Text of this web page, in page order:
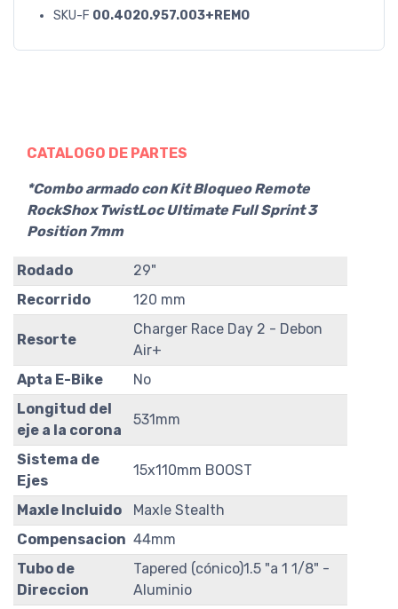
SKU-F 00.4020.957.003+REMO
CATALOGO DE PARTES
*Combo armado con Kit Bloqueo Remote
RockShox TwistLoc Ultimate Full Sprint 3
Position 7mm
Rodado
29"
Recorrido
120 mm
Resorte
Charger Race Day 2 - Debon
Air+
Apta E-Bike
No
Longitud del
eje a la corona
531mm
Sistema de
Ejes
15x110mm BOOST
Maxle Incluido
Maxle Stealth
Compensacion 44mm
Tubo de
Direccion
Tapered (cónico)1.5 "a 1 1/8" -
Aluminio